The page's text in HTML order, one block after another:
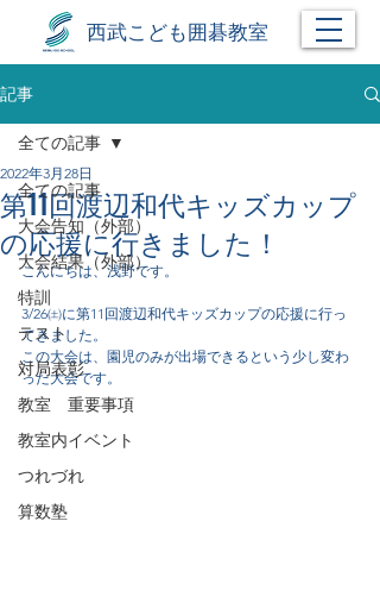
西武こども囲碁教室
記事
全ての記事
大会告知（外部）
大会結果（外部）
特訓
テスト
対局表彰
教室 重要事項
教室内イベント
つれづれ
算数塾
全ての記事
第11回渡辺和代キッズカップ
の応援に行きました！
2022年3月28日
こんにちは、浅野です。
3/26㈯に第11回渡辺和代キッズカップの応援に行っ
てきました。
この大会は、園児のみが出場できるという少し変わ
った大会です。